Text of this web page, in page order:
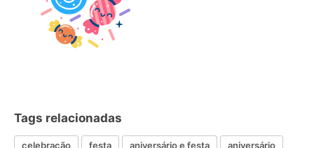
Tags relacionadas
celebração festa aniversário e festa
aniversário